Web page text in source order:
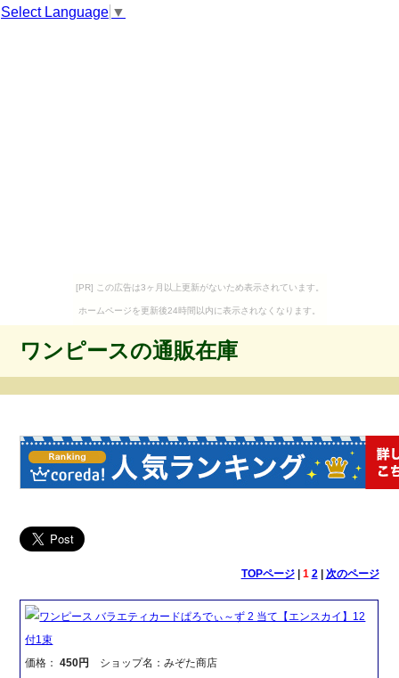
Select Language ▼
[PR] この広告は3ヶ月以上更新がないため表示されています。
ホームページを更新後24時間以内に表示されなくなります。
ワンピースの通販在庫
TOPページ| 1 2| 次のページ
ワンピース バラエティカードぱろでぃ～ず 2 当て【エンスカイ】12
付1束
価格：450円 ショップ名：みぞた商店